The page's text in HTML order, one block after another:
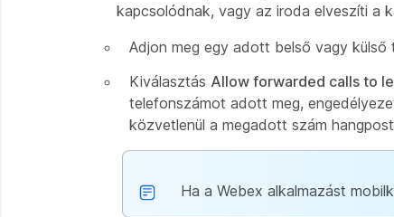
kapcsolódnak, vagy az iroda elveszíti a
Adjon meg egy adott belső vagy
Kiválasztás Allow forwarded calls to
telefonszámot adott meg,
közvetlenül a megadott szám
Ha a Webex alkalmazást